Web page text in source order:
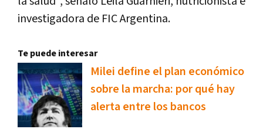
investigadora de FIC Argentina.
Te puede interesar
Milei define el plan económico
sobre la marcha: por qué hay
alerta entre los bancos